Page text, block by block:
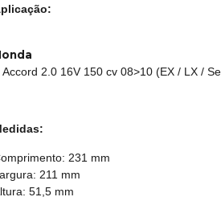
Accord 2.0 16V 150 cv 08>10 (EX / LX /
231 mm
211 mm
51,5 mm